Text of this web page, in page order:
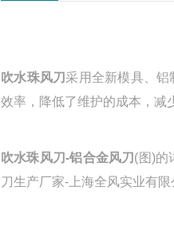
吹水珠风刀采用全新模具、铝
效率，降低了维护的成本，减
吹水珠风刀-铝合金风刀 (图)的
刀生产厂家-上海全风实业有限